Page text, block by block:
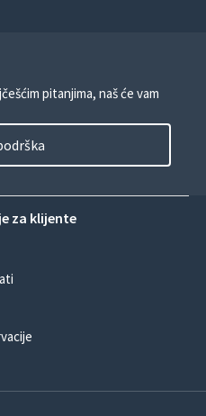
pitanjima, naš će vam
za klijente